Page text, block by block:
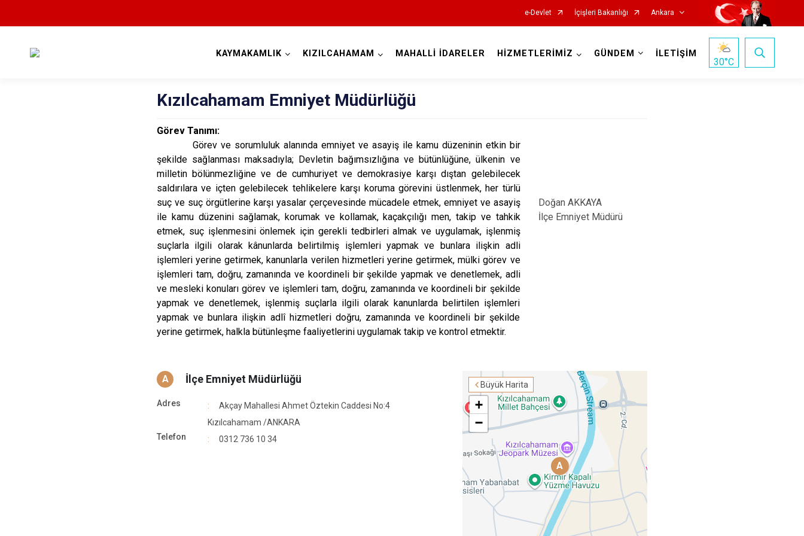
e-Devlet İçişleri Bakanlığı Ankara
Altındağ
Ayaş
Bala
Beypazarı
Çamlıdere
Çankaya
Çubuk
Elmadağ
Etimesgut
Evren
Güdül
KAYMAKAMLIK KIZILCAHAMAM MAHALLİ İDARELER HİZMETLERİMİZ GÜNDEM İLETİŞİM
30°C
Kızılcahamam Emniyet Müdürlüğü
Görev Tanımı:
Görev ve sorumluluk alanında emniyet ve asayiş ile kamu düzeninin etkin bir
şekilde sağlanması maksadıyla; Devletin bağımsızlığına ve bütünlüğüne, ülkenin ve
milletin bölünmezliğine ve de cumhuriyet ve demokrasiye karşı dıştan gelebilecek
saldırılara ve içten gelebilecek tehlikelere karşı koruma görevini üstlenmek, her türlü
suç ve suç örgütlerine karşı yasalar çerçevesinde mücadele etmek, emniyet ve asayiş
ile kamu düzenini sağlamak, korumak ve kollamak, kaçakçılığı men, takip ve tahkik
etmek, suç işlenmesini önlemek için gerekli tedbirleri almak ve uygulamak, işlenmiş
suçlarla ilgili olarak kânunlarda belirtilmiş işlemleri yapmak ve bunlara ilişkin adli
işlemleri yerine getirmek, kanunlarla verilen hizmetleri yerine getirmek, mülki görev ve
işlemleri tam, doğru, zamanında ve koordineli bir şekilde yapmak ve denetlemek, adli
ve mesleki konuları görev ve işlemleri tam, doğru, zamanında ve koordineli bir şekilde
yapmak ve denetlemek, işlenmiş suçlarla ilgili olarak kanunlarda belirtilen işlemleri
yapmak ve bunlara ilişkin adlî hizmetleri doğru, zamanında ve koordineli bir şekilde
yerine getirmek, halkla bütünleşme faaliyetlerini uygulamak takip ve kontrol etmektir.
Doğan AKKAYA
İlçe Emniyet Müdürü
Büyük Harita
A
+
−
A İlçe Emniyet Müdürlüğü
Adres
Akçay Mahallesi Ahmet Öztekin Caddesi No:4
Kızılcahamam /ANKARA
Telefon
0312 736 10 34